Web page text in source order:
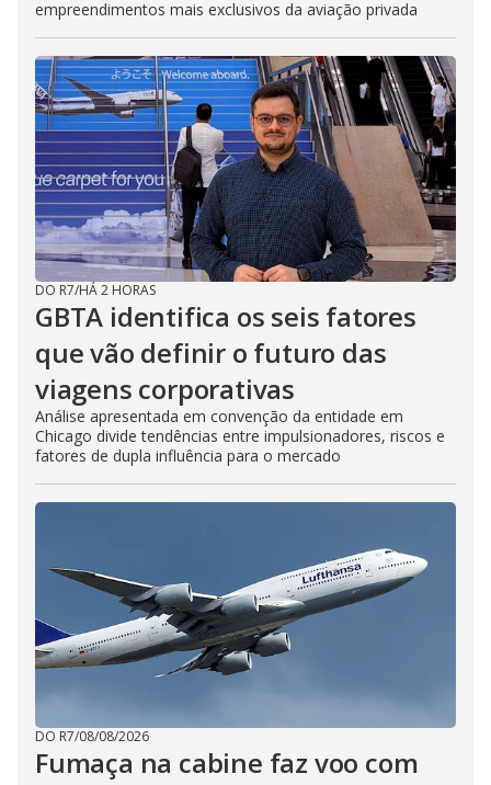
empreendimentos mais exclusivos da aviação privada
DO R7/HÁ 2 HORAS
GBTA identifica os seis fatores
que vão definir o futuro das
viagens corporativas
Análise apresentada em convenção da entidade em
Chicago divide tendências entre impulsionadores, riscos e
fatores de dupla influência para o mercado
DO R7/08/08/2026
Fumaça na cabine faz voo com